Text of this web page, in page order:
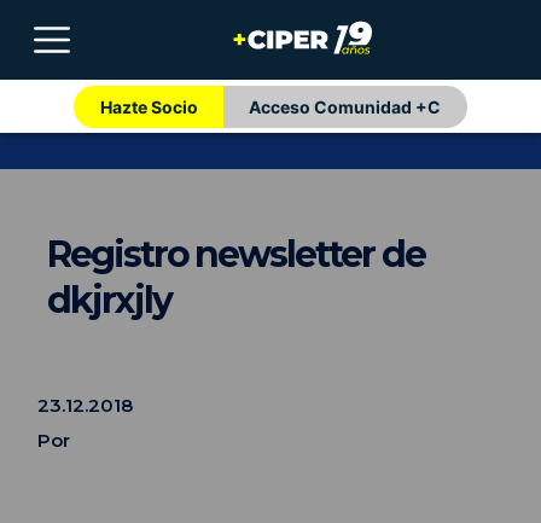
Hazte Socio Acceso Comunidad +C
Registro newsletter de
dkjrxjly
23.12.2018
Por